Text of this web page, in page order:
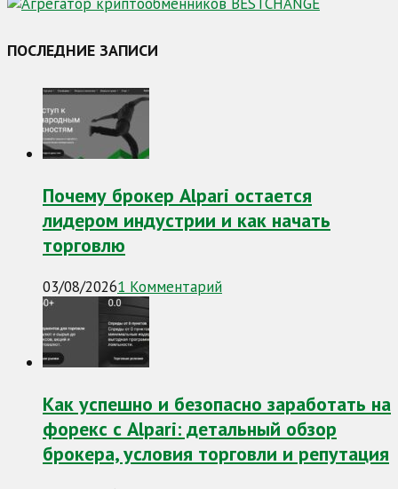
ПОСЛЕДНИЕ ЗАПИСИ
Почему брокер Alpari остается
лидером индустрии и как начать
торговлю
03/08/20261 Комментарий
Как успешно и безопасно заработать на
форекс с Alpari: детальный обзор
брокера, условия торговли и репутация